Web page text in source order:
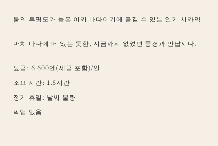
물의 투명도가 높은 이키 바다이기에 즐길 수 있는 인기 시카약.
마치 바다에 떠 있는 듯한, 지금까지 없었던 풍경과 만납시다.
요금: 6,600엔(세금 포함)/인
소요 시간: 1.5시간
정기 휴일: 날씨 불량
픽업 있음